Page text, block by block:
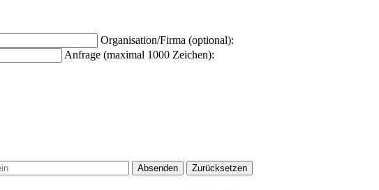
Organisation/Firma (optional):
Anfrage (maximal 1000 Zeichen):